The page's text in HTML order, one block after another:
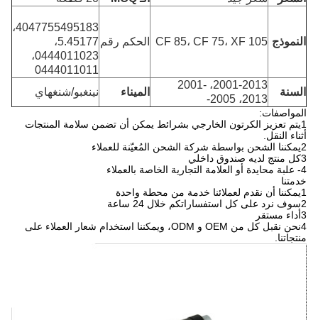
النموذج CF 85، CF 75، XF 105 الحكم رقم
4047755495183،
5.45177،
0444011023،
0444011011
السنة
2001-2013، 2001-
2013، 2005-
الميناء نينغبو/شنغهاي
المواصفات:
1يتم تعزيز الكرتون الخارجي بشرائط يمكن أن تضمن سلامة المنتجات
أثناء النقل.
2يمكننا الشحن بواسطة شركة الشحن المُعيّنة للعملاء
3كل منتج لديه صندوق داخلي
4- علبة محايدة أو العلامة التجارية الخاصة بالعملاء
خدمتنا
1يمكننا أن نقدم لعملائنا خدمة من محطة واحدة
2سوف نرد على كل استفساراتكم خلال 24 ساعة
3أداء مستقر
4نحن نقبل كل من OEM و ODM، ويمكننا استخدام شعار العملاء على
منتجاتنا.